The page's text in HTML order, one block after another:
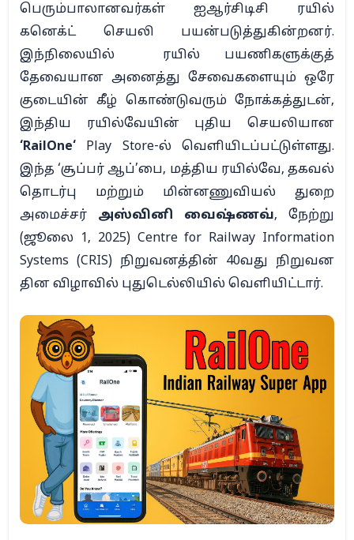
பெரும்பாலானவர்கள் ஐஆர்சிடிசி ரயில்
கனெக்ட் செயலி பயன்படுத்துகின்றனர்.
இந்நிலையில் ரயில் பயணிகளுக்குத்
தேவையான அனைத்து சேவைகளையும் ஒரே
குடையின் கீழ் கொண்டுவரும் நோக்கத்துடன்,
இந்திய ரயில்வேயின் புதிய செயலியான
‘RailOne‘ Play Store-ல் வெளியிடப்பட்டுள்ளது.
இந்த ‘சூப்பர் ஆப்’பை, மத்திய ரயில்வே, தகவல்
தொடர்பு மற்றும் மின்னணுவியல் துறை
அமைச்சர் அஸ்வினி வைஷ்ணவ், நேற்று
(ஜூலை 1, 2025) Centre for Railway Information
Systems (CRIS) நிறுவனத்தின் 40வது நிறுவன
தின விழாவில் புதுடெல்லியில் வெளியிட்டார்.